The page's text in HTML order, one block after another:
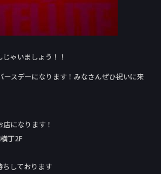
ゃいましょう！！
スデーになります！みなさんぜひ祝いに来
になります！
丁2F
ちしております